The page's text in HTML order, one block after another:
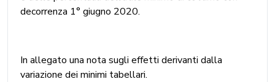
decorrenza 1° giugno 2020.
In allegato una nota sugli effetti derivanti dalla
variazione dei minimi tabellari.